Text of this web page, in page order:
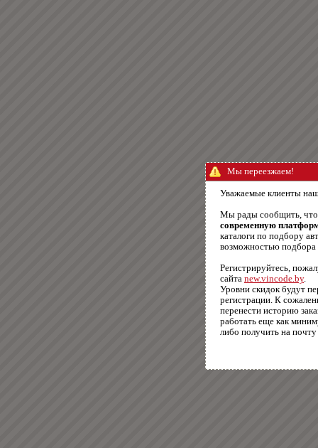
Мы переезжаем!
Уважаемые клиенты
Мы рады сообщить,
современную
каталоги по подбору
возможностью подбора
Регистрируйтесь,
сайта new.vincode.by.
Уровни скидок будут
регистрации. К
перенести историю
работать еще как
либо получить на